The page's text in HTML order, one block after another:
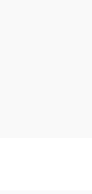
som ligger